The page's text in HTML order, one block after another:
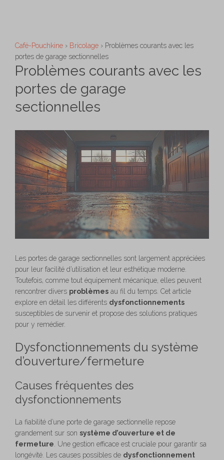
Café-Pouchkine › Bricolage › Problèmes courants avec les
portes de garage sectionnelles
Problèmes courants avec les
portes de garage
sectionnelles
Les portes de garage sectionnelles sont largement appréciées
pour leur facilité d’utilisation et leur esthétique moderne.
Toutefois, comme tout équipement mécanique, elles peuvent
rencontrer divers problèmes au fil du temps. Cet article
explore en détail les différents dysfonctionnements
susceptibles de survenir et propose des solutions pratiques
pour y remédier.
Dysfonctionnements du système
d’ouverture/fermeture
Causes fréquentes des
dysfonctionnements
La fiabilité d’une porte de garage sectionnelle repose
grandement sur son système d’ouverture et de
fermeture. Une gestion efficace est cruciale pour garantir sa
longévité. Les causes possibles de dysfonctionnement